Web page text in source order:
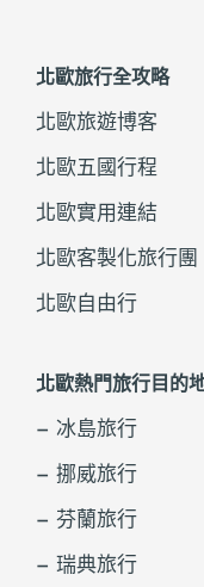
北歐旅行全攻略
北歐旅遊博客
北歐五國行程
北歐實用連結
北歐客製化旅行團
北歐自由行
北歐熱門旅行目的
– 冰島旅行
– 挪威旅行
– 芬蘭旅行
– 瑞典旅行